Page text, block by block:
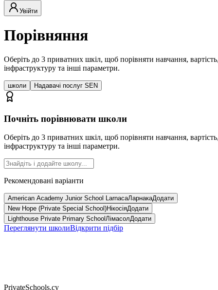
Увійти
Порівняння
Оберіть до 3 приватних шкіл, щоб порівняти навчання,
інфраструктуру та інші параметри.
школи Надавачі послуг SEN
Почніть порівнювати школи
Оберіть до 3 приватних шкіл, щоб порівняти навчання,
інфраструктуру та інші параметри.
Рекомендовані варіанти
American Academy Junior School LarnacaЛарнакаДодати
New Hope (Private Special School)НікосіяДодати
Lighthouse Private Primary School ЛімасолДодати
Переглянути школиВідкрити підбір
PrivateSchools.cy